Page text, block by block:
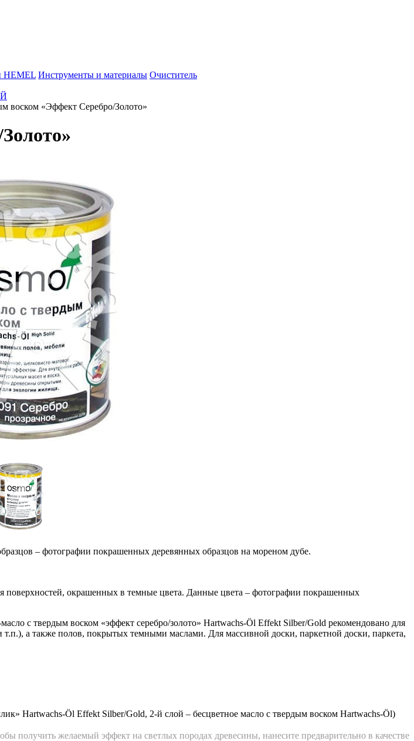
HEMEL Инструменты и материалы Очиститель
воском «Эффект Серебро/Золото»
– фотографии покрашенных деревянных образцов на мореном дубе.
поверхностей, окрашенных в темные цвета. Данные цвета – фотографии покрашенных
с твердым воском «эффект серебро/золото» Hartwachs-Öl Effekt Silber/Gold рекомендовано для
а также полов, покрытых темными маслами. Для массивной доски, паркетной доски, паркета,
Hartwachs-Öl Effekt Silber/Gold, 2-й слой – бесцветное масло с твердым воском Hartwachs-Öl)
желаемый эффект на светлых породах древесины, нанесите предварительно в качестве